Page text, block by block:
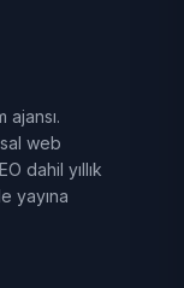
web
dahil yıllık
yayına